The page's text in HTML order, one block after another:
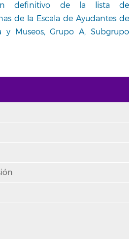
definitivo de la lista de
de la Escala de Ayudantes de
y Museos, Grupo A, Subgrupo